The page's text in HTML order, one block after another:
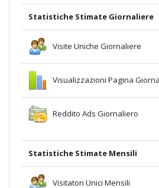
Statistiche Stimate Giornaliere
Visite Uniche Giornaliere
Visualizzazioni Pagina
Reddito Ads Giornaliero
Statistiche Stimate Mensili
Visitatori Unici Mensili